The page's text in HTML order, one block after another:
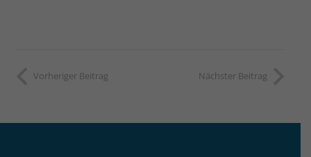
Vorheriger Beitrag Nächster Beitrag